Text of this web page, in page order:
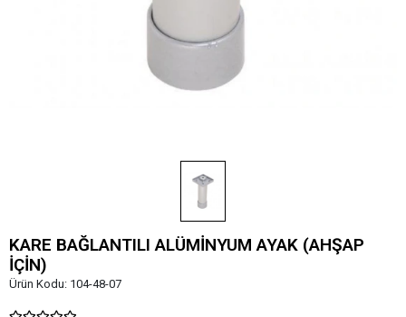
KARE BAĞLANTILI ALÜMİNYUM AYAK (AHŞAP
İÇİN)
Ürün Kodu: 104-48-07